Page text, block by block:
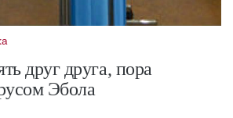
друг друга, пора
Эбола